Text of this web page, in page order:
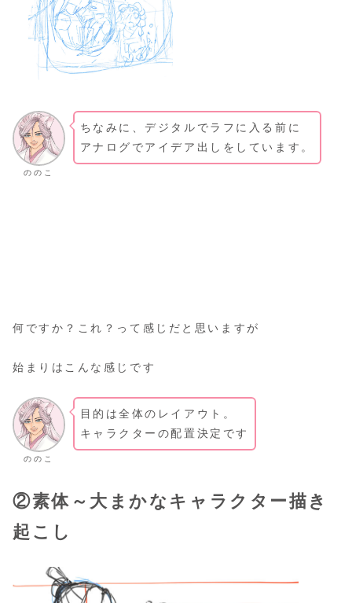
ののこ
ちなみに、デジタルでラフに入る前に
アナログでアイデア出しをしています。
何ですか？これ？って感じだと思いますが
始まりはこんな感じです
ののこ
目的は全体のレイアウト。
キャラクターの配置決定です
②素体～大まかなキャラクター描き
起こし